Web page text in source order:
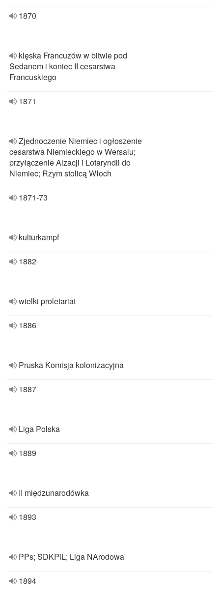
1870
klęska Francuzów w bitwie pod
Sedanem i koniec II cesarstwa
Francuskiego
1871
Zjednoczenie Niemiec i ogłoszenie
cesarstwa Niemieckiego w Wersalu;
przyłączenie Alzacji i Lotaryndii do
Niemiec; Rzym stolicą Włoch
1871-73
kulturkampf
1882
wielki proletariat
1886
Pruska Komisja kolonizacyjna
1887
Liga Polska
1889
II międzunarodówka
1893
PPs; SDKPiL; Liga NArodowa
1894